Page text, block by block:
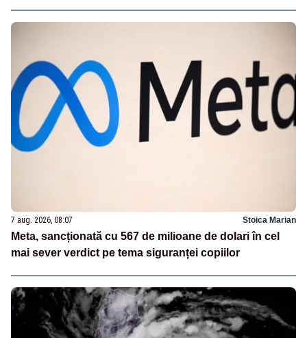
7 aug. 2026, 08:07 Stoica Marian
Meta, sancționată cu 567 de milioane de dolari în cel
mai sever verdict pe tema siguranței copiilor